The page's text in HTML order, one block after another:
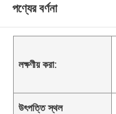
পণ্যের বর্ণনা
লক্ষণীয় করা:
উৎপত্তি স্থল